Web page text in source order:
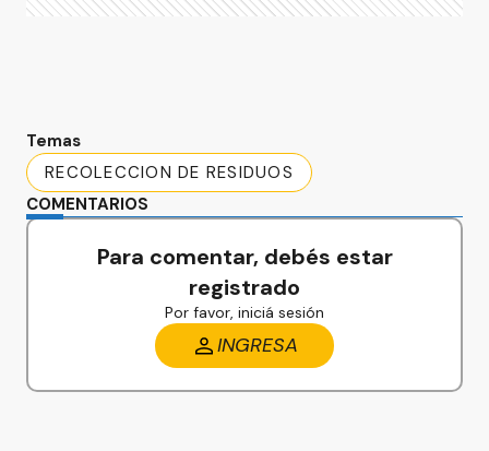
Temas
RECOLECCION DE RESIDUOS
COMENTARIOS
Para comentar, debés estar
registrado
Por favor, iniciá sesión
INGRESA